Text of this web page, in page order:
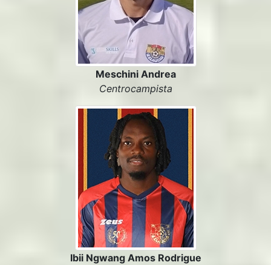
Meschini Andrea
Centrocampista
Ibii Ngwang Amos Rodrigue